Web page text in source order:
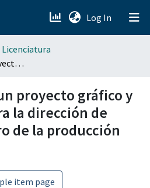
Log In (current)
Licenciatura
Elaboración de un proyecto gráfico y experiencial para la dirección de fotografía dentro de la producción audiovisual
proyecto gráfico y
la dirección de
de la producción
item page